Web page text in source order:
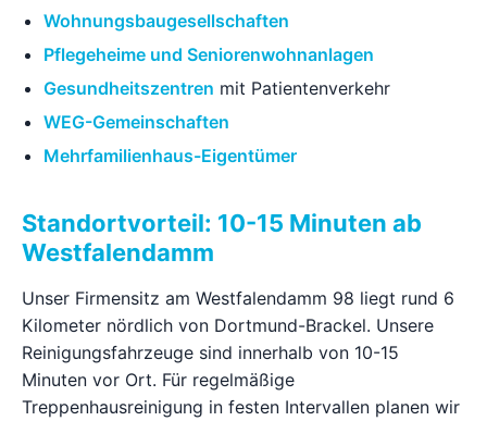
Wohnungsbaugesellschaften
Pflegeheime und Seniorenwohnanlagen
Gesundheitszentren mit Patientenverkehr
WEG-Gemeinschaften
Mehrfamilienhaus-Eigentümer
Standortvorteil: 10-15 Minuten ab
Westfalendamm
Unser Firmensitz am Westfalendamm 98 liegt rund 6
Kilometer nördlich von Dortmund-Brackel. Unsere
Reinigungsfahrzeuge sind innerhalb von 10-15
Minuten vor Ort. Für regelmäßige
Treppenhausreinigung in festen Intervallen planen wir